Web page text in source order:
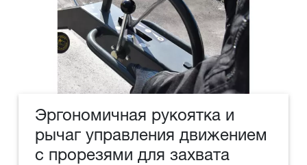
Эргономичная рукоятка и
рычаг управления движением
с прорезями для захвата